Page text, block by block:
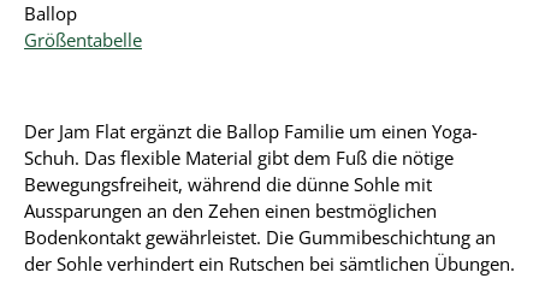
Ballop
Größentabelle
Der Jam Flat ergänzt die Ballop Familie um einen Yoga-
Schuh. Das flexible Material gibt dem Fuß die nötige
Bewegungsfreiheit, während die dünne Sohle mit
Aussparungen an den Zehen einen bestmöglichen
Bodenkontakt gewährleistet. Die Gummibeschichtung an
der Sohle verhindert ein Rutschen bei sämtlichen Übungen.